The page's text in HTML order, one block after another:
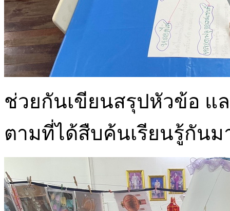
ช่วยกันเขียนสรุปหัวข้อ แ
ตามที่ได้สืบค้นเรียนรู้กันม